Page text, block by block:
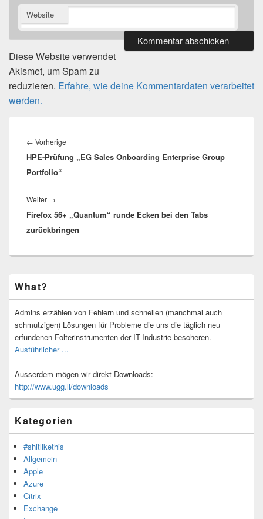
Website
Diese Website verwendet
Akismet, um Spam zu
reduzieren. Erfahre, wie deine Kommentardaten verarbeitet
werden.
← Vorherige
Beitrag:
HPE-Prüfung „EG Sales Onboarding Enterprise Group
Portfolio“
Weiter →
Beitrag:
Firefox 56+ „Quantum“ runde Ecken bei den Tabs
zurückbringen
Seitenleisten-
Widgetbereich
What?
Admins erzählen von Fehlern und schnellen (manchmal auch
schmutzigen) Lösungen für Probleme die uns die täglich neu
erfundenen Folterinstrumenten der IT-Industrie bescheren.
Ausführlicher ...
Ausserdem mögen wir direkt Downloads:
http://www.ugg.li/downloads
Kategorien
#shitlikethis
Allgemein
Apple
Azure
Citrix
Exchange